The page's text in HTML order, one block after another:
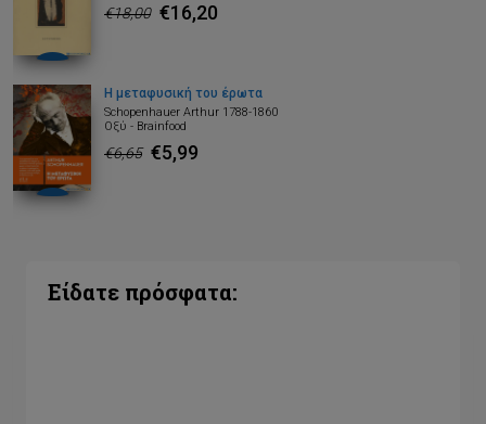
€18,00 €16,20
Η μεταφυσική του έρωτα
Schopenhauer Arthur 1788-1860
Οξύ - Brainfood
€6,65 €5,99
Είδατε πρόσφατα: